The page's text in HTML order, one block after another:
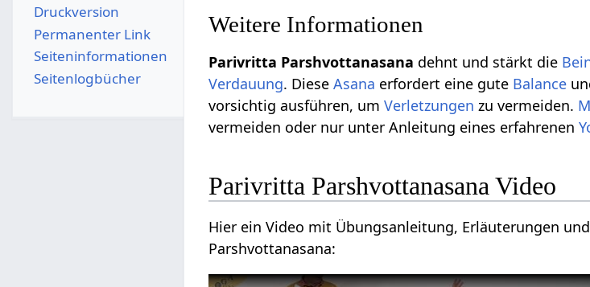
Weitere Informationen
Parivritta Parshvottanasana dehnt und stärkt die
Verdauung. DieseAsana erfordert eine gute Balance
vorsichtig ausführen, umVerletzungen zu vermeiden.
vermeiden oder nur unter Anleitung eines erfahrenen
Parivritta Parshvottanasana Video
Hier ein Video mit Übungsanleitung, Erläuterungen
Parshvottanasana:
Druckversion
Permanenter Link
Seiten­­informationen
Seitenlogbücher